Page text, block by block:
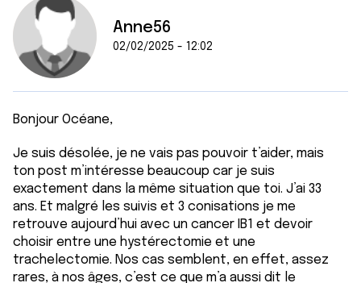
Anne56
02/02/2025 - 12:02
Bonjour Océane,
Je suis désolée, je ne vais pas pouvoir t’aider, mais
ton post m’intéresse beaucoup car je suis
exactement dans la même situation que toi. J’ai 33
ans. Et malgré les suivis et 3 conisations je me
retrouve aujourd’hui avec un cancer IB1 et devoir
choisir entre une hystérectomie et une
trachelectomie. Nos cas semblent, en effet, assez
rares, à nos âges, c’est ce que m’a aussi dit le